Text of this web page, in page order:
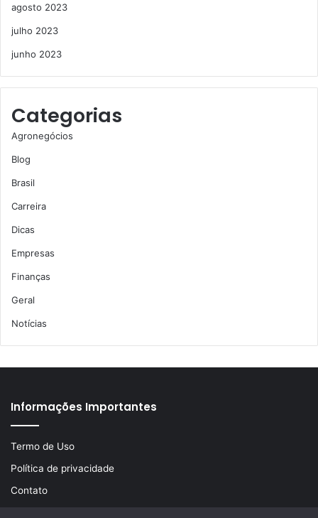
agosto 2023
julho 2023
junho 2023
Categorias
Agronegócios
Blog
Brasil
Carreira
Dicas
Empresas
Finanças
Geral
Notícias
Informações Importantes
Termo de Uso
Política de privacidade
Contato